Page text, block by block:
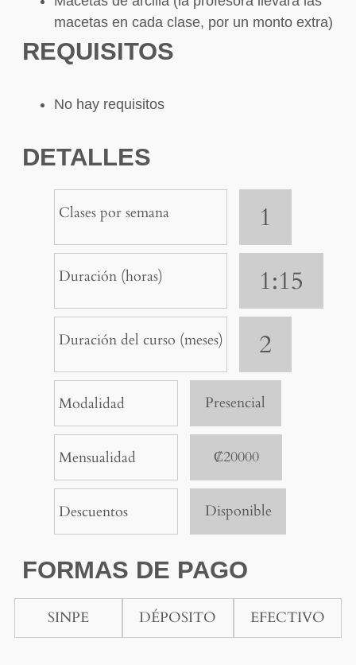
macetas en cada clase, por un monto extra)
REQUISITOS
No hay requisitos
DETALLES
Clases por semana 1
Duración (horas) 1:15
Duración del curso (meses) 2
Modalidad Presencial
Mensualidad ₡20000
Descuentos Disponible
FORMAS DE PAGO
SINPE DÉPOSITO EFECTIVO